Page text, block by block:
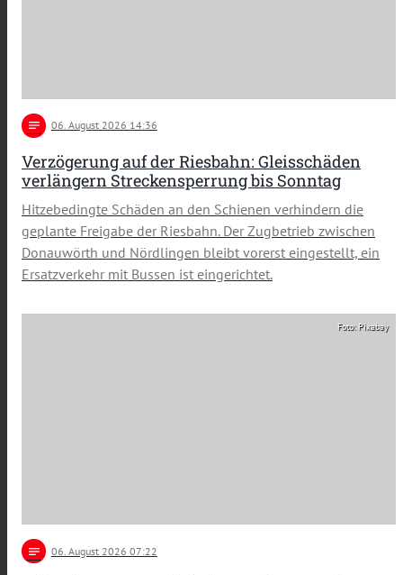
notes 06. August 2026 14:36
Verzögerung auf der Riesbahn: Gleisschäden
verlängern Streckensperrung bis Sonntag
Hitzebedingte Schäden an den Schienen verhindern die
geplante Freigabe der Riesbahn. Der Zugbetrieb zwischen
Donauwörth und Nördlingen bleibt vorerst eingestellt, ein
Ersatzverkehr mit Bussen ist eingerichtet.
Foto: Pixabay
notes 06 . August 2026 07:22